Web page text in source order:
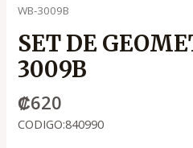
WB-3009B
SET DE
3009B
₡620
CODIGO:840990